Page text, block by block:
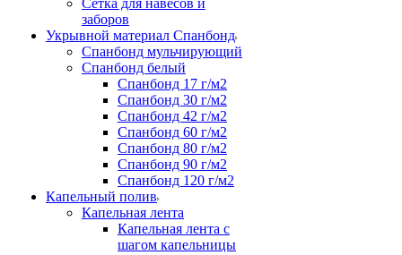
Сетка для навесов и
заборов
Укрывной материал Спанбонд
Спанбонд мульчирующий
Спанбонд белый
Спанбонд 17 г/м2
Спанбонд 30 г/м2
Спанбонд 42 г/м2
Спанбонд 60 г/м2
Спанбонд 80 г/м2
Спанбонд 90 г/м2
Спанбонд 120 г/м2
Капельный полив
Капельная лента
Капельная лента с
шагом капельницы